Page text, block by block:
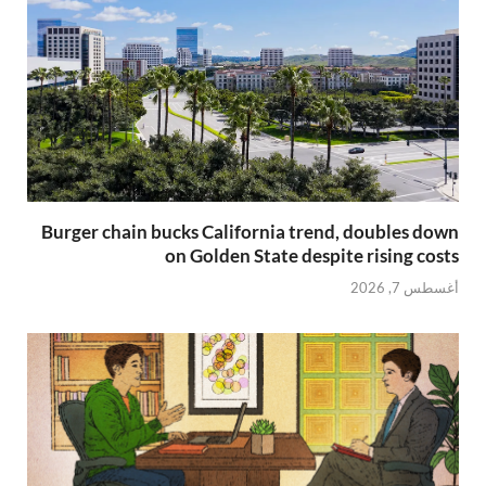
Burger chain bucks California trend, doubles down
on Golden State despite rising costs
أغسطس 7, 2026